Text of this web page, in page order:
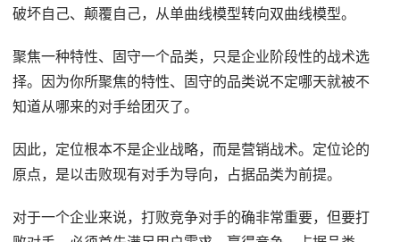
破坏自己、颠覆自己，从单曲线模型转向双曲线模型。
聚焦一种特性、固守一个品类，只是企业阶段性的战术选
择。因为你所聚焦的特性、固守的品类说不定哪天就被不
知道从哪来的对手给团灭了。
因此，定位根本不是企业战略，而是营销战术。定位论的
原点，是以击败现有对手为导向，占据品类为前提。
对于一个企业来说，打败竞争对手的确非常重要，但要打